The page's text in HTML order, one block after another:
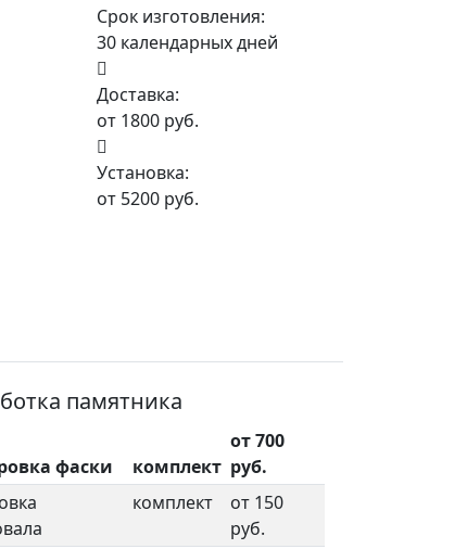
Срок изготовления:
30 календарных дней
Доставка:
от 1800 руб.
Установка:
от 5200 руб.
памятника
фаски комплект
от 700
руб.
комплект
от 150
руб.